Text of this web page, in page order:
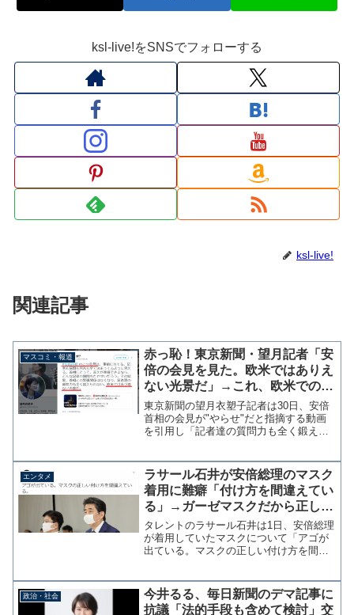
ksl-live!をSNSでフォローする
ksl-live!
関連記事
マスコミ・報道
赤っ恥！東京新聞・望月記者「安
倍の会見を見た。欧米ではありえ
ない光景だ」→これ、欧米での会
見なんですけど？
東京新聞の望月衣塑子記者は30日、安倍
首相の会見が"やらせ"だと指摘する動画
を引用し「記者達の質問力も全く鍛えら
事前に当てる、記者も質問も回答も全て
決まってるように見...
エンタメ
ラサール石井が安倍総理のマスク
着用に難癖「付け方を間違えてい
る」→ガーゼマスクだから正しい
と逆に指摘を受ける
タレントのラサール石井は1日、安倍総理
が着用していたマスクについて「アゴが
出ている。マスクの正しい付け方を間違
クで、一般的な不織布マスクよりサイズ
が小さく、顎を隠すと鼻...
政治・社会
今井るる、毎日新聞のデマ記事に
抗議「法的手段も含めて検討」交